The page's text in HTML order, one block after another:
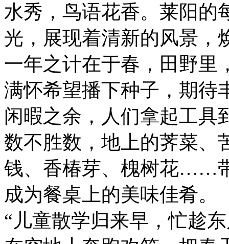
水秀，鸟语花香。莱阳的
光，展现着清新的风景，
一年之计在于春，田野里
满怀希望播下种子，期待
闲暇之余，人们拿起工具
数不胜数，地上的荠菜
钱、香椿芽、槐树花……
成为餐桌上的美味佳肴。
“儿童散学归来早，忙趁